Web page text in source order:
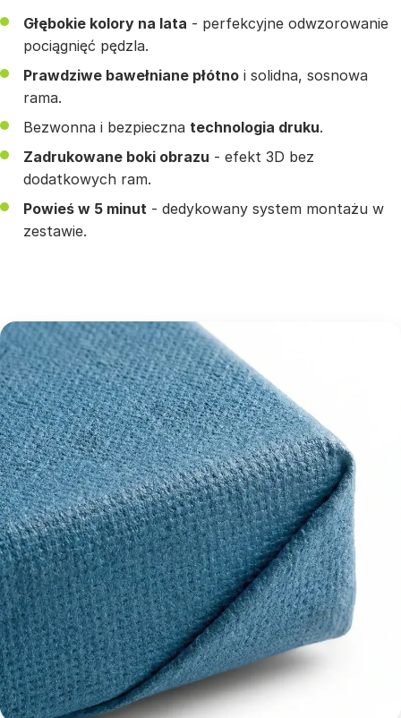
Głębokie kolory na lata - perfekcyjne odwzorowanie
pociągnięć pędzla.
Prawdziwe bawełniane płótno i solidna, sosnowa
rama.
Bezwonna i bezpieczna technologia druku.
Zadrukowane boki obrazu - efekt 3D bez
dodatkowych ram.
Powieś w 5 minut - dedykowany system montażu w
zestawie.